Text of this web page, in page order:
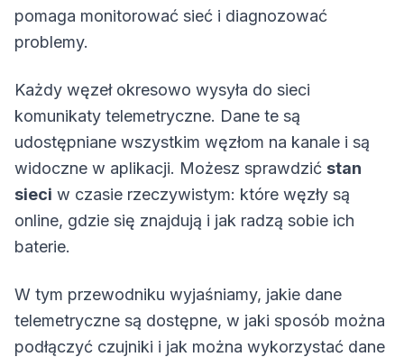
pomaga monitorować sieć i diagnozować
problemy.
Każdy węzeł okresowo wysyła do sieci
komunikaty telemetryczne. Dane te są
udostępniane wszystkim węzłom na kanale i są
widoczne w aplikacji. Możesz sprawdzić stan
sieci w czasie rzeczywistym: które węzły są
online, gdzie się znajdują i jak radzą sobie ich
baterie.
W tym przewodniku wyjaśniamy, jakie dane
telemetryczne są dostępne, w jaki sposób można
podłączyć czujniki i jak można wykorzystać dane